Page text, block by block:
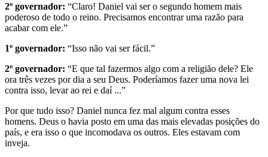
2º governador: “Claro! Daniel vai ser o segundo homem mais
poderoso de todo o reino. Precisamos encontrar uma razão para
acabar com ele.”
1º governador: “Isso não vai ser fácil.”
2º governador: “E que tal fazermos algo com a religião dele? Ele
ora três vezes por dia a seu Deus. Poderíamos fazer uma nova lei
contra isso, levar ao rei e daí ...”
Por que tudo isso? Daniel nunca fez mal algum contra esses
homens. Deus o havia posto em uma das mais elevadas posições do
país, e era isso o que incomodava os outros. Eles estavam com
inveja.